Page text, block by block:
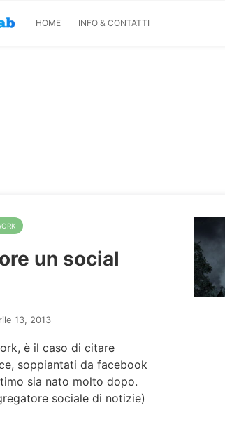
HOME INFO & CONTATTI
un social
13, 2013
è il caso di citare
soppiantati da facebook
sia nato molto dopo.
sociale di notizie)